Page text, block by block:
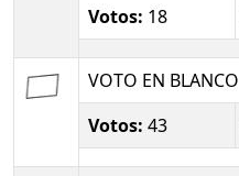
Votos: 18
VOTO EN BLANCO
Votos: 43